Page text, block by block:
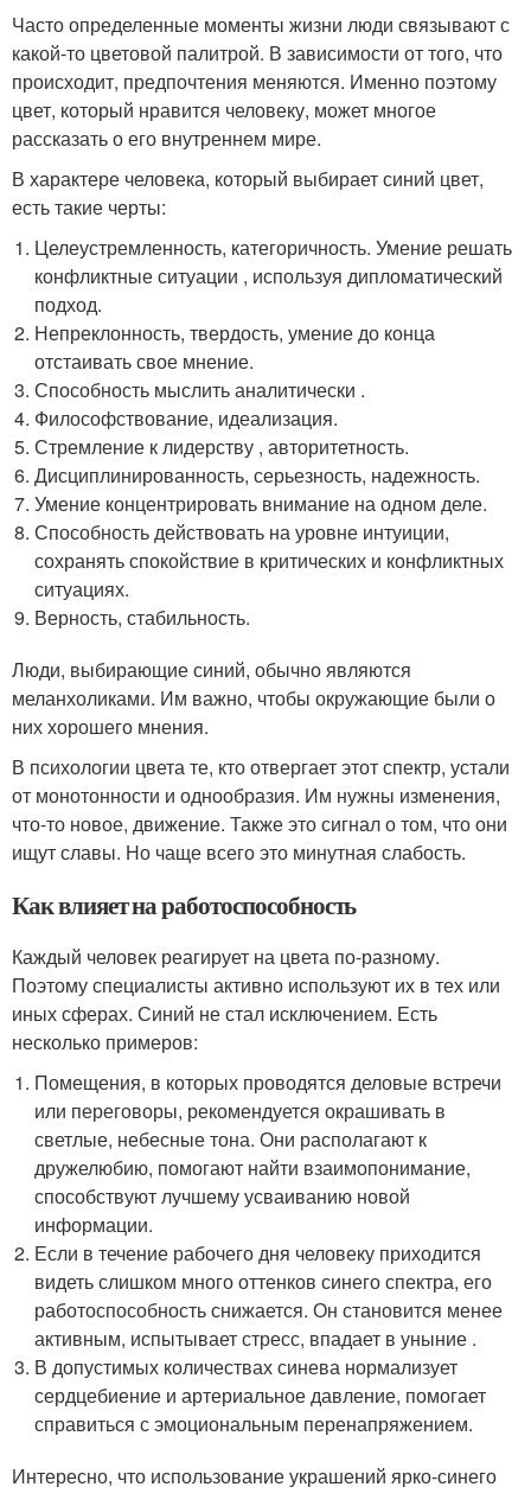
Часто определенные моменты жизни люди связывают с
какой-то цветовой палитрой. В зависимости от того, что
происходит, предпочтения меняются. Именно поэтому
цвет, который нравится человеку, может многое
рассказать о его внутреннем мире.
В характере человека, который выбирает синий цвет,
есть такие черты:
Целеустремленность, категоричность. Умение решать
конфликтные ситуации , используя дипломатический
подход.
Непреклонность, твердость, умение до конца
отстаивать свое мнение.
Способность мыслить аналитически .
Философствование, идеализация.
Стремление к лидерству , авторитетность.
Дисциплинированность, серьезность, надежность.
Умение концентрировать внимание на одном деле.
Способность действовать на уровне интуиции,
сохранять спокойствие в критических и конфликтных
ситуациях.
Верность, стабильность.
Люди, выбирающие синий, обычно являются
меланхоликами. Им важно, чтобы окружающие были о
них хорошего мнения.
В психологии цвета те, кто отвергает этот спектр, устали
от монотонности и однообразия. Им нужны изменения,
что-то новое, движение. Также это сигнал о том, что они
ищут славы. Но чаще всего это минутная слабость.
Как влияет на работоспособность
Каждый человек реагирует на цвета по-разному.
Поэтому специалисты активно используют их в тех или
иных сферах. Синий не стал исключением. Есть
несколько примеров:
Помещения, в которых проводятся деловые встречи
или переговоры, рекомендуется окрашивать в
светлые, небесные тона. Они располагают к
дружелюбию, помогают найти взаимопонимание,
способствуют лучшему усваиванию новой
информации.
Если в течение рабочего дня человеку приходится
видеть слишком много оттенков синего спектра, его
работоспособность снижается. Он становится менее
активным, испытывает стресс, впадает в уныние .
В допустимых количествах синева нормализует
сердцебиение и артериальное давление, помогает
справиться с эмоциональным перенапряжением.
Интересно, что использование украшений ярко-синего